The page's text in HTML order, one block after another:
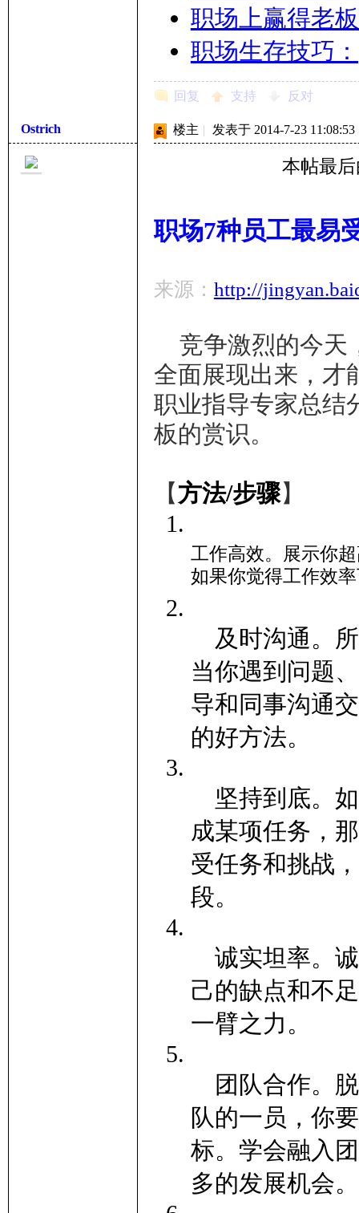
职场上赢得老
职场生存技巧
回复 支持 反对
Ostrich 楼主 | 发表于 2014-7-23 11:08:53
本帖最后
职场7种员工最易
来源： http://
竞争激烈的今天
全面展现出来，才
职业指导专家总结
板的赏识。
【方法/步骤】
工作高效。展示你
如果你觉得工作效
及时沟通。
当你遇到问题
导和同事沟通
的好方法。
坚持到底。
成某项任务，
受任务和挑战
段。
诚实坦率。
己的缺点和不
一臂之力。
团队合作。
队的一员，你
标。学会融入
多的发展机会。